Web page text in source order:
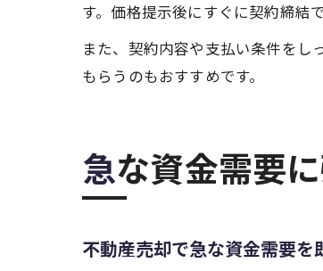
す。価格提示後にすぐに契約締結
また、契約内容や支払い条件をし
もらうのもおすすめです。
急な資金需要
不動産売却で急な資金需要を